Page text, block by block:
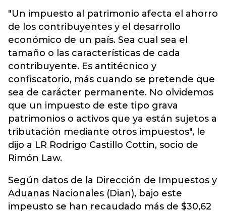
"Un impuesto al patrimonio afecta el ahorro
de los contribuyentes y el desarrollo
económico de un país. Sea cual sea el
tamaño o las características de cada
contribuyente. Es antitécnico y
confiscatorio, más cuando se pretende que
sea de carácter permanente. No olvidemos
que un impuesto de este tipo grava
patrimonios o activos que ya están sujetos a
tributación mediante otros impuestos", le
dijo a LR Rodrigo Castillo Cottin, socio de
Rimón Law.
Según datos de la Dirección de Impuestos y
Aduanas Nacionales (Dian), bajo este
impeusto se han recaudado más de $30,62